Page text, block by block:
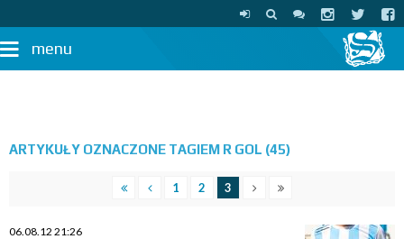
menu
ARTYKUŁY OZNACZONE TAGIEM R GOL (45)
1 2 3
06.08.12 21:26